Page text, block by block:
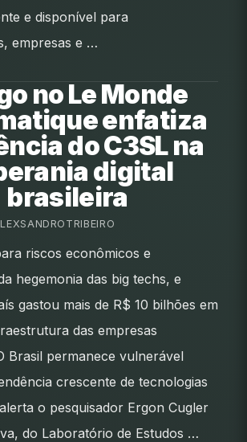
e disponível para
empresas e …
no Le Monde
enfatiza
do C3SL na
digital
brasileira
riscos econômicos e
hegemonia das big techs, e
gastou mais de R$ 10 bilhões em
das empresas
Brasil permanece vulnerável
crescente de tecnologias
o pesquisador Ergon Cugler
do Laboratório de Estudos …